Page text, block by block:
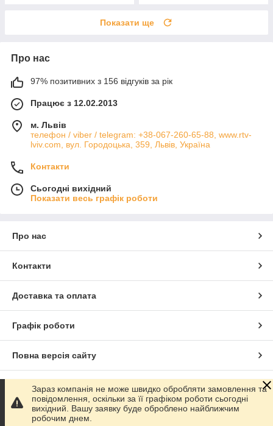
Показати ще
Про нас
97% позитивних з 156 відгуків за рік
Працює з 12.02.2013
м. Львів
телефон / viber / telegram: +38-067-260-65-88, www.rtv-
lviv.com, вул. Городоцька, 359, Львів, Україна
Контакти
Сьогодні вихідний
Показати весь графік роботи
Про нас
Контакти
Доставка та оплата
Графік роботи
Повна версія сайту
Сайт створено на маркетплейсіProm.ua
Політика конфіденційності
Зараз компанія не може швидко обробляти замовлення та
повідомлення, оскільки за її графіком роботи сьогодні
вихідний. Вашу заявку буде оброблено найближчим
робочим днем.